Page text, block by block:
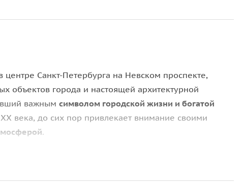
Санкт-Петербурга на Невском проспекте,
объектов города и настоящей архитектурной
важным символом городской жизни и богатой
века, до сих пор привлекает внимание своими
.
вы познакомитесь с историей династии Елисеевых
династии. Вы посетителокации, которые